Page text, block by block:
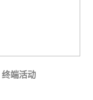
终端活动